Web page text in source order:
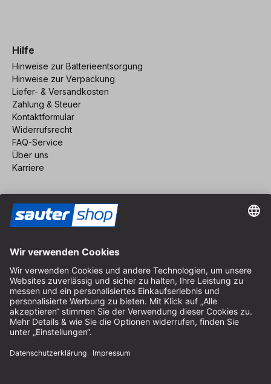
Hilfe
Hinweise zur Batterieentsorgung
Hinweise zur Verpackung
Liefer- & Versandkosten
Zahlung & Steuer
Kontaktformular
Widerrufsrecht
FAQ-Service
Über uns
Karriere
Impressum
AGB
Datenschutz
Cookie-Einstellungen
© 2026 sauter GmbH